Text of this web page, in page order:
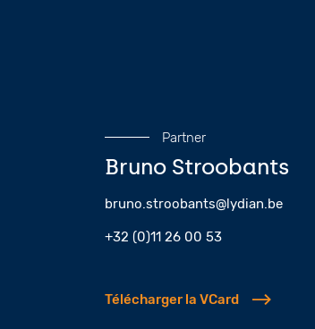
Partner
Bruno Stroobants
bruno.stroobants@lydian.be
+32 (0)11 26 00 53
Télécharger la VCard